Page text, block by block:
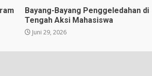
Bayang-Bayang Penggeledahan di
Tengah Aksi Mahasiswa
Juni 29, 2026